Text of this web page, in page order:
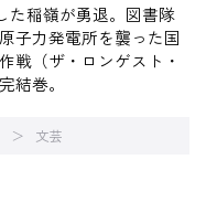
た稲嶺が勇退。図書隊
子力発電所を襲った国
戦（ザ・ロンゲスト・
結巻。
文芸